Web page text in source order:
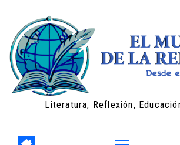
contenido
Literatura, Reflexión,